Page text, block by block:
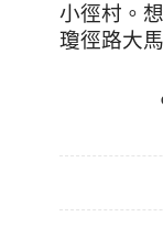
小徑村。
瓊徑路大